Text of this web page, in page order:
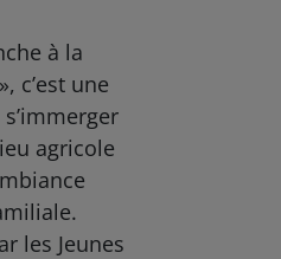
à la
c’est une
agricole
les Jeunes